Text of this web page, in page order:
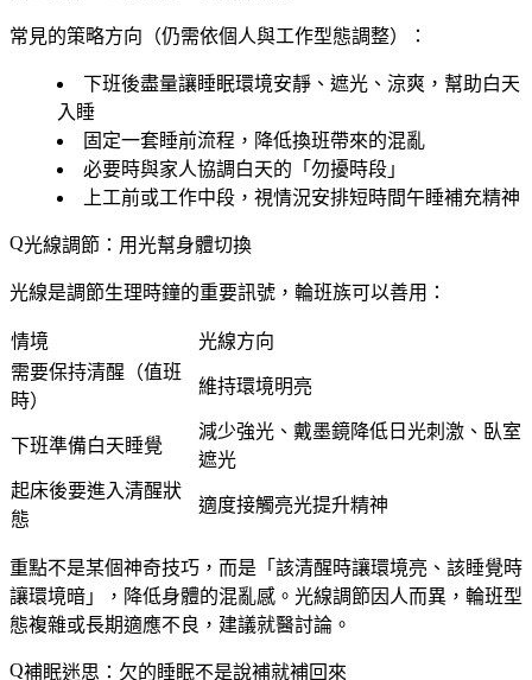
常見的策略方向（仍需依個人與工作型態調整）：
下班後盡量讓睡眠環境安靜、遮光、涼爽，幫助白天
入睡
固定一套睡前流程，降低換班帶來的混亂
必要時與家人協調白天的「勿擾時段」
上工前或工作中段，視情況安排短時間午睡補充精神
光線調節：用光幫身體切換
光線是調節生理時鐘的重要訊號，輪班族可以善用：
情境
光線方向
需要保持清醒（值班
時）
維持環境明亮
下班準備白天睡覺
減少強光、戴墨鏡降低日光刺激、臥室
遮光
起床後要進入清醒狀
態
適度接觸亮光提升精神
重點不是某個神奇技巧，而是「該清醒時讓環境亮、該睡覺時
讓環境暗」，降低身體的混亂感。光線調節因人而異，輪班型
態複雜或長期適應不良，建議就醫討論。
補眠迷思：欠的睡眠不是說補就補回來